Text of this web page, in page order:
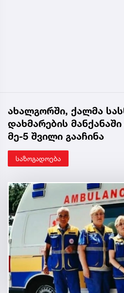
ახალგორში, ქალმა
დახმარების
მე-5 შვილი გააჩინა
საზოგადოება